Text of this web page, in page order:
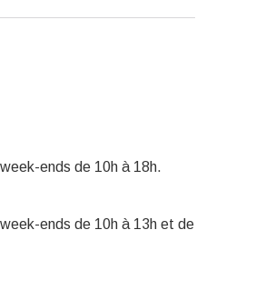
ends de 10h à 18h.
ends de 10h à 13h et de